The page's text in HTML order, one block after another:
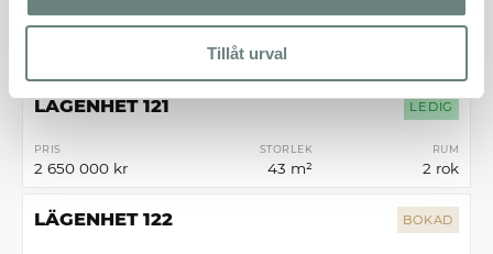
Tillåt urval43 m²
LÄGENHET 121
PRIS
2 650 000 kr
STORLEK
43 m²
RUM
2 rok
LEDIG
LÄGENHET 122 BOKAD